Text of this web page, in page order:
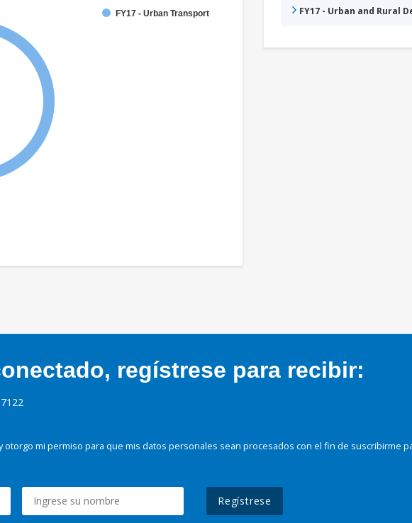
FY17 - Urban Transport FY17 - Urban and Rural
regístrese para recibir:
otorgo mi permiso para que mis datos personales sean procesados con el fin de suscribirme
Regístrese